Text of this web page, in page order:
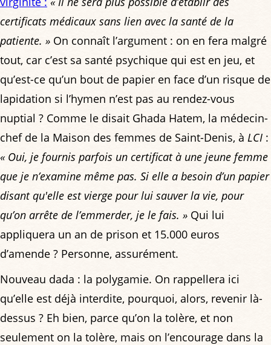
certificats médicaux sans lien avec la santé de la
patiente. » On connaît l’argument : on en fera malgré
tout, car c’est sa santé psychique qui est en jeu, et
qu’est-ce qu’un bout de papier en face d’un risque de
lapidation si l’hymen n’est pas au rendez-vous
nuptial ? Comme le disait Ghada Hatem, la médecin-
chef de la Maison des femmes de Saint-Denis, à LCI :
« Oui, je fournis parfois un certificat à une jeune femme
que je n’examine même pas. Si elle a besoin d’un papier
disant qu'elle est vierge pour lui sauver la vie, pour
qu’on arrête de l’emmerder, je le fais. » Qui lui
appliquera un an de prison et 15.000 euros
d’amende ? Personne, assurément.
Nouveau dada : la polygamie. On rappellera ici
qu’elle est déjà interdite, pourquoi, alors, revenir là-
dessus ? Eh bien, parce qu’on la tolère, et non
seulement on la tolère, mais on l’encourage dans la